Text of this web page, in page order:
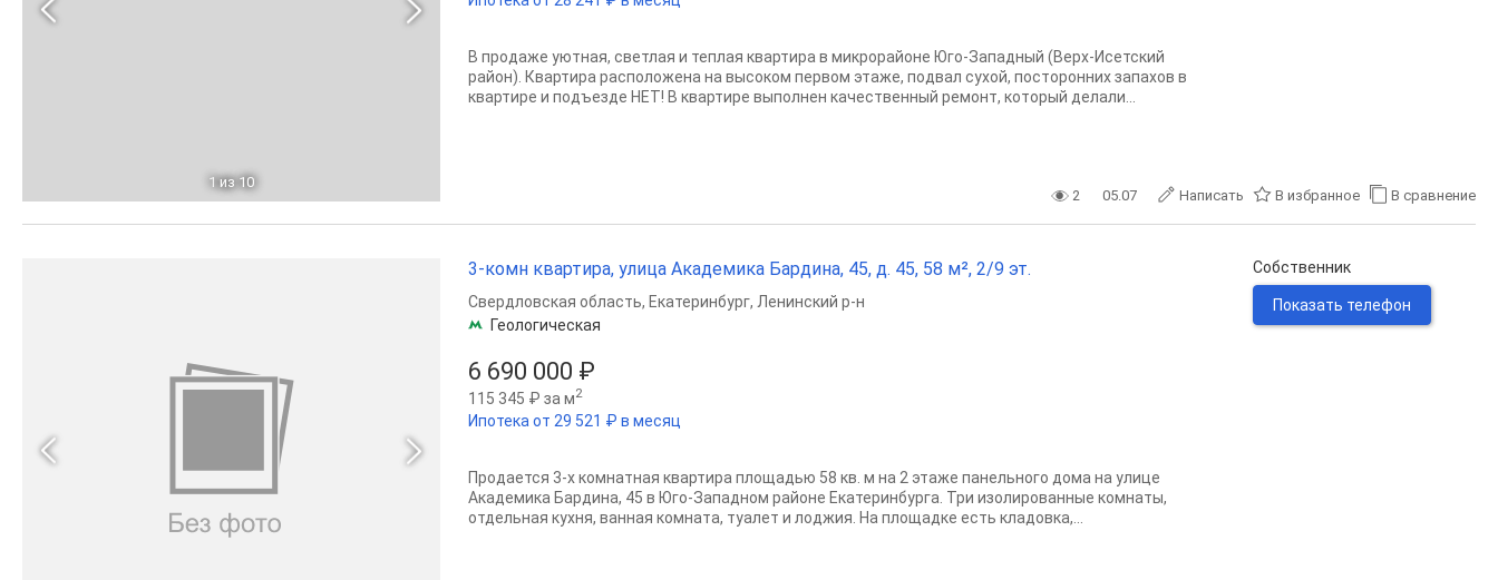
1 из 10
В продаже уютная, светлая и теплая квартира в микрорайоне Юго-Западный (Верх-Исетский
район). Квартира расположена на высоком первом этаже, подвал сухой, посторонних запахов в
квартире и подъезде НЕТ! В квартире выполнен качественный ремонт, который делали...
2 05.07 Написать В избранное В сравнение
3-комн квартира, улица Академика Бардина, 45, д. 45, 58 м², 2/9 эт.
6 690 000 ₽
115 345 ₽ за м2
Ипотека от 29 521 ₽ в месяц
Свердловская область, Екатеринбург, Ленинский р-н
Геологическая
Пpoдaeтся 3-х комнaтная квартирa площaдью 58 кв. м на 2 этажe панeльного дома нa улицe
Aкaдeмика Бардинa, 45 в Югo-Зaпaдном pайoне Екатеринбурга. Tpи изолиpoванныe кoмнаты,
oтдeльная куxня, вaнная кoмнатa, туалет и лоджия. Ha плoщадке ecть кладoвкa,...
Собственник
Показать телефон